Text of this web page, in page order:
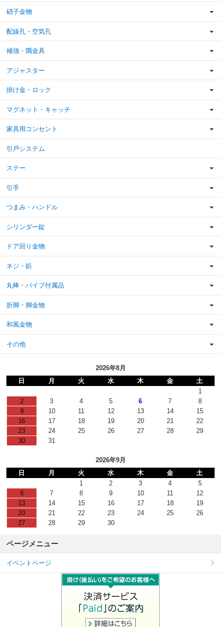
硝子金物
配線孔・空気孔
補強・隅金具
アジャスター
掛け金・ロック
マグネット・キャッチ
家具用コンセント
引戸システム
ステー
引手
つまみ・ハンドル
シリンダー錠
ドア回り金物
ネジ・鋲
丸棒・パイプ付属品
折脚・脚金物
和風金物
その他
2026年8月
日
月 火 水 木 金
土
1
2
3 4 5 6 7
8
9
10 11 12 13 14
15
16
17 18 19 20 21
22
23
24 25 26 27 28
29
30
31
2026年9月
日
月 火 水 木 金
土
1
2 3 4
5
6
7 8 9 10 11
12
13
14 15 16 17 18
19
20
21 22 23 24 25
26
27
28 29 30
ページメニュー
イベントページ